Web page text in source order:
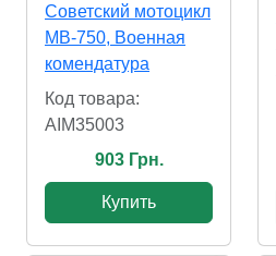
Советский мотоцикл
МВ-750, Военная
комендатура
Код товара:
AIM35003
903 Грн.
Купить